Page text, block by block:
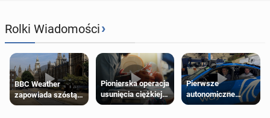
Rolki Wiadomości›
BBC Weather
zapowiada szóstą
falę upałów w
Pionierska operacja
usunięcia ciężkiej
wady wrodzonej
Pierwsze
autonomiczne
Ubery pojawią się